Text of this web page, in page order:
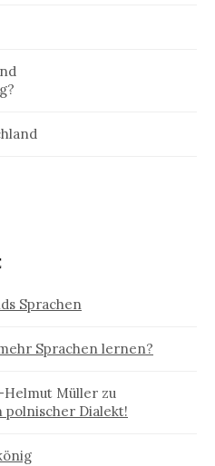
Sprachen
Sprachen lernen?
Helmut Müller zu
polnischer Dialekt!